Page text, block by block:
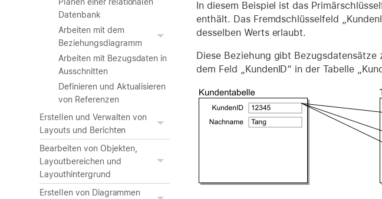
Datenbank
Arbeiten mit dem
Beziehungsdiagramm
Arbeiten mit Bezugsdaten in
Ausschnitten
Definieren und Aktualisieren
von Referenzen
Erstellen und Verwalten von
Layouts und Berichten
Bearbeiten von Objekten,
Layoutbereichen und
Layouthintergrund
Erstellen von Diagrammen
In diesem Beispiel ist das
enthält. Das Fremdschlüsselfeld
desselben Werts erlaubt.
Diese Beziehung gibt Bezugsdatensätze
dem Feld „KundenID“ in der Tabelle